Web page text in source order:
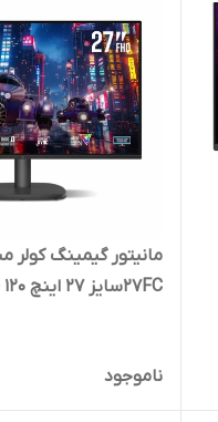
27FCسایز ۲۷ اینچ IPS FHD ۱۲۰ هرتز
ناموجود